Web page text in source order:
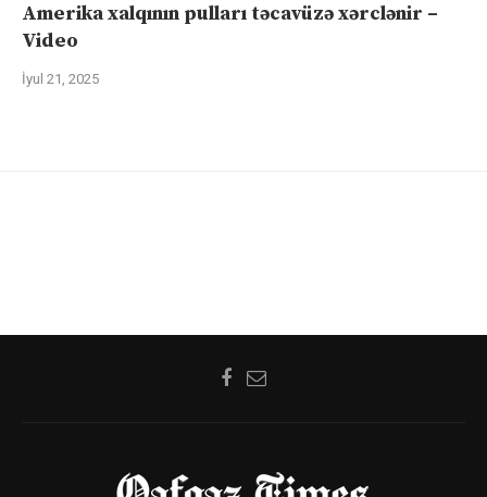
Amerika xalqının pulları təcavüzə xərclənir –
Video
İyul 21, 2025